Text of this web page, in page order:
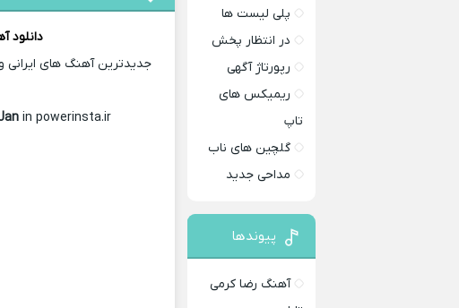
دانلود
جدیدترین آهنگ های
Download Music
in powerinsta.ir
پلی لیست ها
در انتظار پخش
رپورتاژ آگهی
ریمیکس های
تاپ
گلچین های ناب
مداحی جدید
پیوندها
آهنگ رضا کرمی